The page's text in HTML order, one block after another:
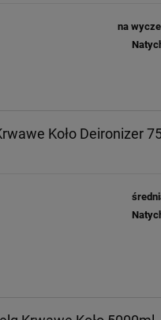
na
Koło Deironizer